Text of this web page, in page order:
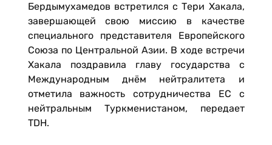
Бердымухамедов встретился с Тери Хакала,
завершающей свою миссию в качестве
специального представителя Европейского
Союза по Центральной Азии. В ходе встречи
Хакала поздравила главу государства с
Международным днём нейтралитета и
отметила важность сотрудничества ЕС с
нейтральным Туркменистаном, передает
TDH.